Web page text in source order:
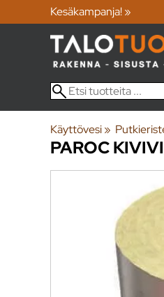
Kesäkampanja! »
Käyttövesi‪»
PAROC